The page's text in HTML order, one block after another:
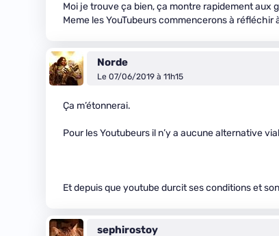
Moi je trouve ça bien, ça montre rapidement
Meme les YouTubeurs commencerons à réfléchir
Norde
Le 07/06/2019 à 11h15
Ça m’étonnerai.
Pour les Youtubeurs il n’y a aucune alternative
Et depuis que youtube durcit ses conditions et
sephirostoy